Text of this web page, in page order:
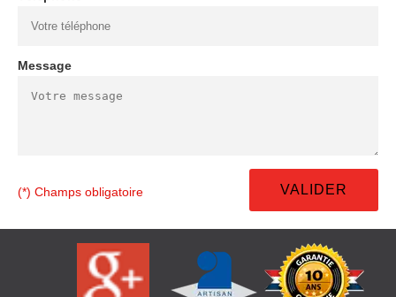
Message
(*) Champs obligatoire